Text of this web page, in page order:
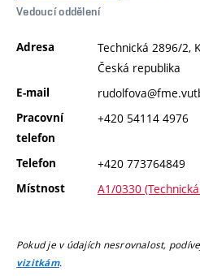
Vedoucí oddělení
Adresa
Technická 2896/2,
Česká republika
E-mail
Pracovní
telefon
+420 54114 4976
Telefon +420 773764849
Místnost A1/0330
Pokud je v údajích nesrovnalost,
vizitkám.